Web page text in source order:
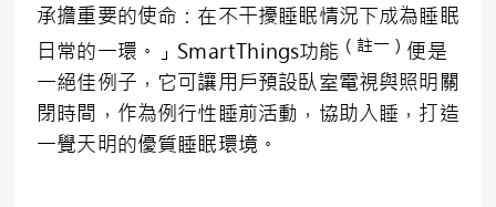
承擔重要的使命：在不干擾睡眠情況下成為睡眠
日常的一環。」SmartThings功能 （註一） 便是
一絕佳例子，它可讓用戶預設臥室電視與照明關
閉時間，作為例行性睡前活動，協助入睡，打造
一覺天明的優質睡眠環境。